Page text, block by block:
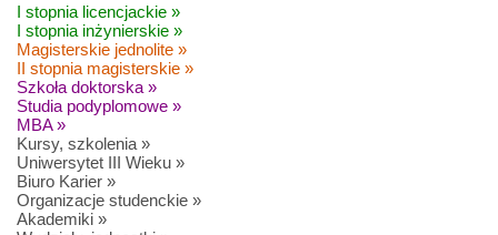
I stopnia licencjackie »
I stopnia inżynierskie »
Magisterskie jednolite »
II stopnia magisterskie »
Szkoła doktorska »
Studia podyplomowe »
MBA »
Kursy, szkolenia »
Uniwersytet III Wieku »
Biuro Karier »
Organizacje studenckie »
Akademiki »